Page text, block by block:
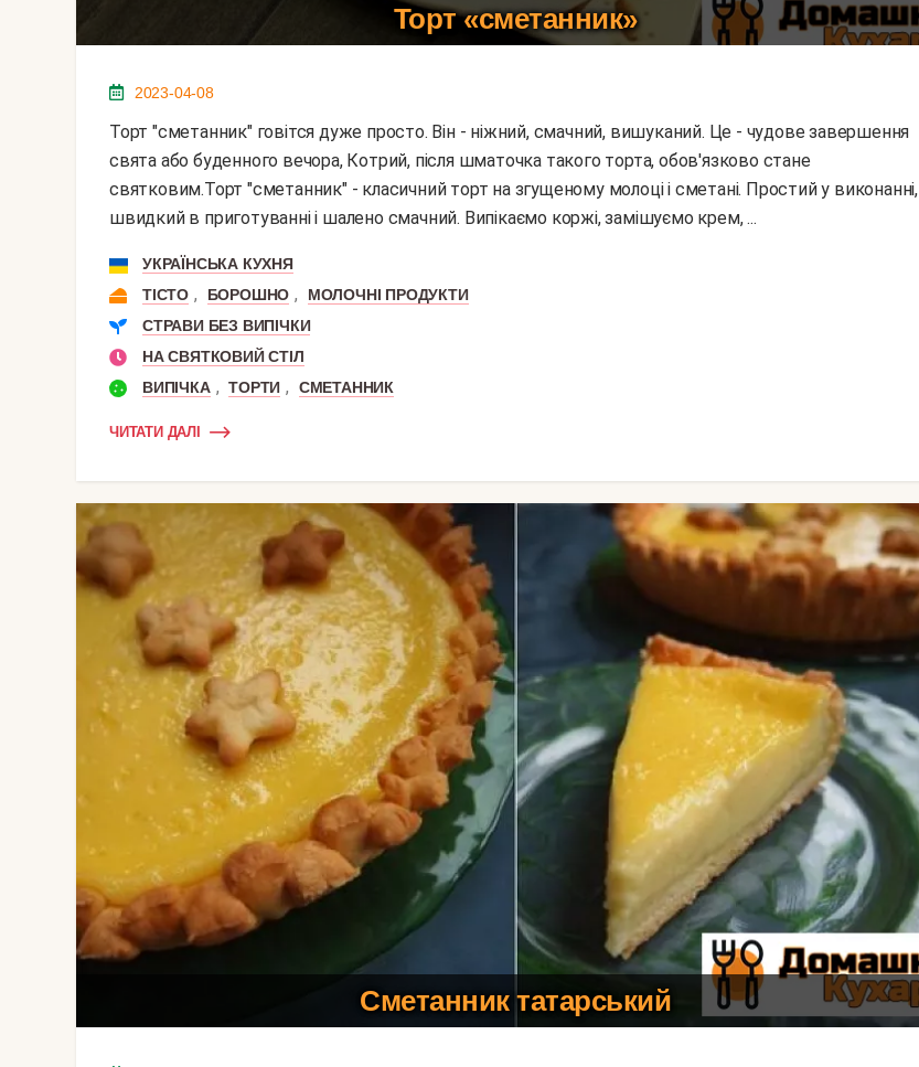
Торт «сметанник»
2023-04-08
Торт "сметанник" говітся дуже просто. Він - ніжний, смачний, вишуканий. Це - чудове завершення
свята або буденного вечора, Котрий, після шматочка такого торта, обов'язково стане
святковим.Торт "сметанник" - класичний торт на згущеному молоці і сметані. Простий у виконанні,
швидкий в приготуванні і шалено смачний. Випікаємо коржі, замішуємо крем, ...
УКРАЇНСЬКА КУХНЯ
ТІСТО , БОРОШНО ,
МОЛОЧНІ ПРОДУКТИ
СТРАВИ БЕЗ ВИПІЧКИ
НА СВЯТКОВИЙ СТІЛ
ВИПІЧКА , ТОРТИ , СМЕТАННИК
ЧИТАТИ ДАЛІ
Сметанник татарський